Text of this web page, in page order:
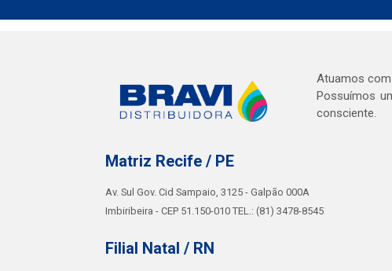
Atuamos com
Possuímos
consciente.
Matriz Recife / PE
Av. Sul Gov. Cid Sampaio, 3125 - Galpão 000A
Imbiribeira - CEP 51.150-010 TEL.: (81) 3478-8545
Filial Natal / RN